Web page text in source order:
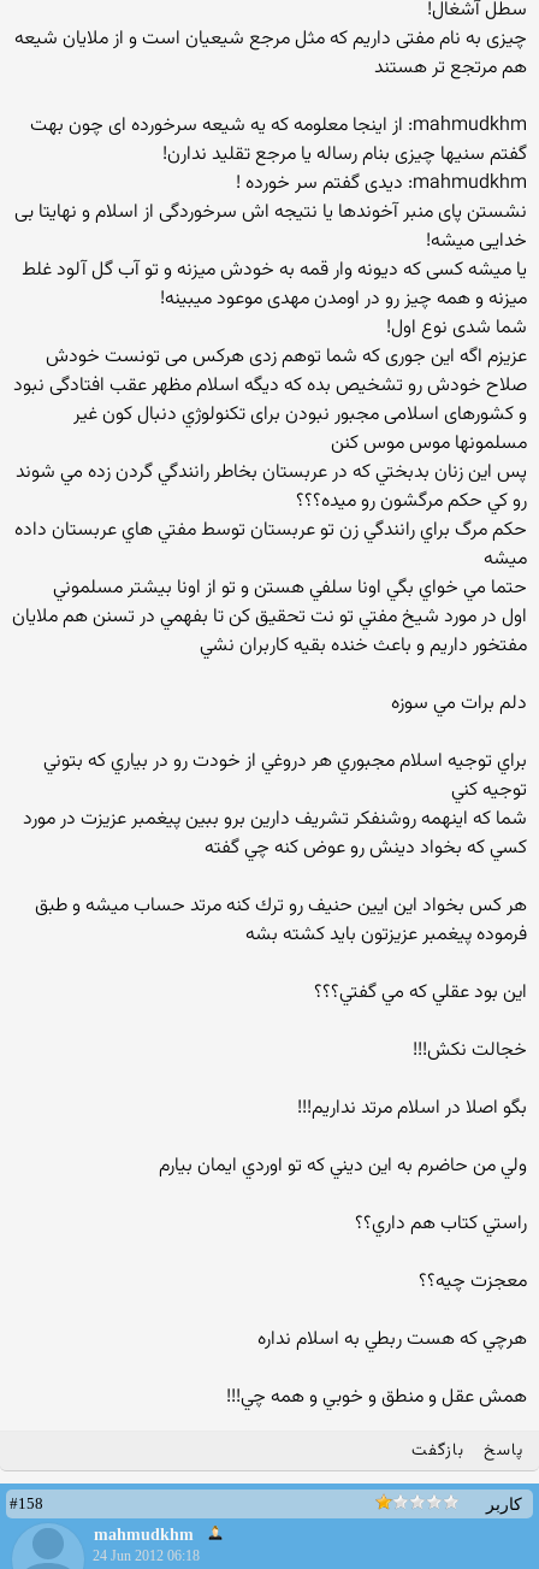
سطل آشغال!
چیزی به نام مفتی داریم که مثل مرجع شیعیان است و از ملایان شیعه
هم مرتجع تر هستند
mahmudkhm: از اینجا معلومه که یه شیعه سرخورده ای چون بهت
گفتم سنیها چیزی بنام رساله یا مرجع تقلید ندارن!
mahmudkhm: دیدی گفتم سر خورده !
نشستن پای منبر آخوندها یا نتیجه اش سرخوردگی از اسلام و نهایتا بی
خدایی میشه!
یا میشه کسی که دیونه وار قمه به خودش میزنه و تو آب گل آلود غلط
میزنه و همه چیز رو در اومدن مهدی موعود میبینه!
شما شدی نوع اول!
عزیزم اگه این جوری که شما توهم زدی هرکس می تونست خودش
صلاح خودش رو تشخیص بده که دیگه اسلام مظهر عقب افتادگی نبود
و کشورهای اسلامی مجبور نبودن برای تکنولوژي دنبال كون غير
مسلمونها موس موس كنن
پس اين زنان بدبختي كه در عربستان بخاطر رانندگي گردن زده مي شوند
رو كي حكم مرگشون رو ميده؟؟؟
حكم مرگ براي رانندگي زن تو عربستان توسط مفتي هاي عربستان داده
ميشه
حتما مي خواي بگي اونا سلفي هستن و تو از اونا بيشتر مسلموني
اول در مورد شيخ مفتي تو نت تحقيق كن تا بفهمي در تسنن هم ملايان
مفتخور داريم و باعث خنده بقيه كاربران نشي
دلم برات مي سوزه
براي توجيه اسلام مجبوري هر دروغي از خودت رو در بياري كه بتوني
توجيه كني
شما كه اينهمه روشنفكر تشريف دارين برو ببين پيغمبر عزيزت در مورد
كسي كه بخواد دينش رو عوض كنه چي گفته
هر كس بخواد اين ايين حنيف رو ترك كنه مرتد حساب ميشه و طبق
فرموده پيغمبر عزيزتون بايد كشته بشه
اين بود عقلي كه مي گفتي؟؟؟
خجالت نكش!!!
بگو اصلا در اسلام مرتد نداريم!!!
ولي من حاضرم به اين ديني كه تو اوردي ايمان بيارم
راستي كتاب هم داري؟؟
معجزت چيه؟؟
هرچي كه هست ربطي به اسلام نداره
همش عقل و منطق و خوبي و همه چي!!!
پاسخ بازگفت
کاربر
#158
mahmudkhm
24 Jun 2012 06:18